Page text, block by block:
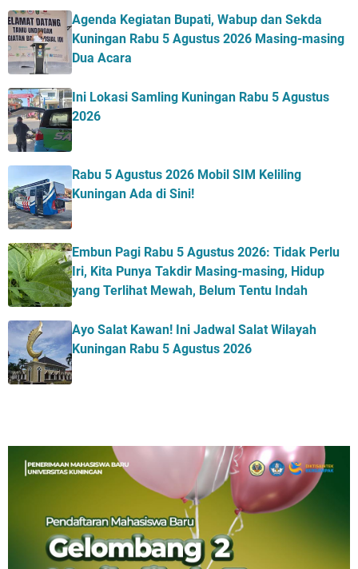
Agenda Kegiatan Bupati, Wabup dan Sekda
Kuningan Rabu 5 Agustus 2026 Masing-masing
Dua Acara
Ini Lokasi Samling Kuningan Rabu 5 Agustus
2026
Rabu 5 Agustus 2026 Mobil SIM Keliling
Kuningan Ada di Sini!
Embun Pagi Rabu 5 Agustus 2026: Tidak Perlu
Iri, Kita Punya Takdir Masing-masing, Hidup
yang Terlihat Mewah, Belum Tentu Indah
Ayo Salat Kawan! Ini Jadwal Salat Wilayah
Kuningan Rabu 5 Agustus 2026